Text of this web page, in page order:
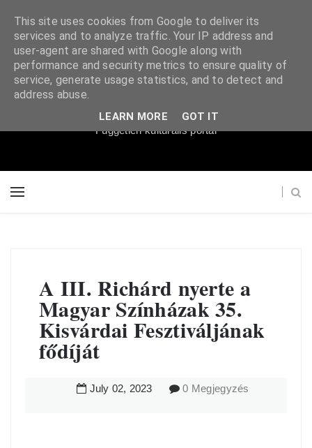
Súgópéldány
Független kulturális portál
A III. Richárd nyerte a
Magyar Színházak 35.
Kisvárdai Fesztiváljának
fődíját
July 02, 2023 0 Megjegyzés
This site uses cookies from Google to deliver its
services and to analyze traffic. Your IP address and
user-agent are shared with Google along with
performance and security metrics to ensure quality of
service, generate usage statistics, and to detect and
address abuse.
LEARN MORE GOT IT